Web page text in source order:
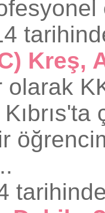
olarak